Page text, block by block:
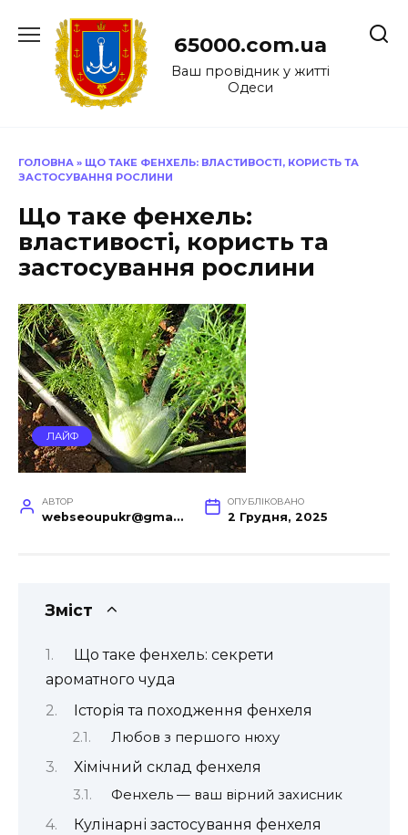
до
65000.com.ua
Ваш провідник у житті
Одеси
ГОЛОВНА » ЩО ТАКЕ ФЕНХЕЛЬ: ВЛАСТИВОСТІ, КОРИСТЬ ТА
ЗАСТОСУВАННЯ РОСЛИНИ
Що таке фенхель:
властивості, користь та
застосування рослини
ЛАЙФ
АВТОР
webseoupukr@gmail.com
ОПУБЛІКОВАНО
2 Грудня, 2025
Зміст
Що таке фенхель: секрети
ароматного чуда
Історія та походження фенхеля
Любов з першого нюху
Хімічний склад фенхеля
Фенхель — ваш вірний захисник
Кулінарні застосування фенхеля